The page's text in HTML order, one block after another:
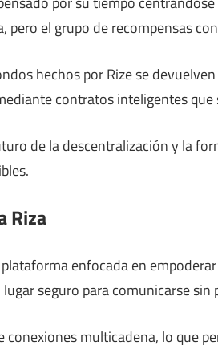
pero el grupo de recompensas
hechos por Rize se
contratos inteligentes
de la descentralización y la
Riza
enfocada en
seguro para comunicarse
conexiones multicadena, lo que